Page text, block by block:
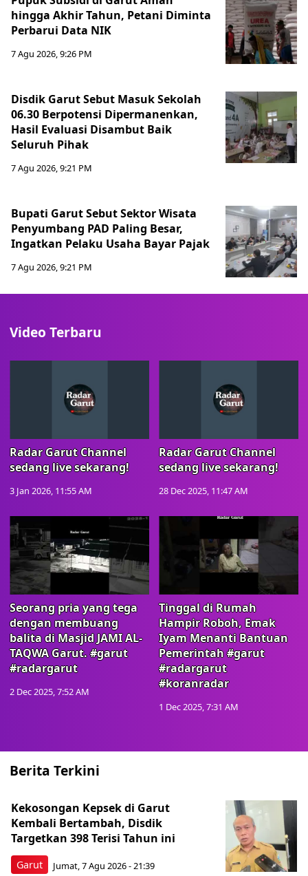
hingga Akhir Tahun, Petani Diminta
Perbarui Data NIK
7 Agu 2026, 9:26 PM
Disdik Garut Sebut Masuk Sekolah
06.30 Berpotensi Dipermanenkan,
Hasil Evaluasi Disambut Baik
Seluruh Pihak
7 Agu 2026, 9:21 PM
Bupati Garut Sebut Sektor Wisata
Penyumbang PAD Paling Besar,
Ingatkan Pelaku Usaha Bayar Pajak
7 Agu 2026, 9:21 PM
Video Terbaru
Radar Garut Channel
sedang live sekarang!
3 Jan 2026, 11:55 AM
Radar Garut Channel
sedang live sekarang!
28 Dec 2025, 11:47 AM
Seorang pria yang tega
dengan membuang
balita di Masjid JAMI AL-
TAQWA Garut. #garut
#radargarut
2 Dec 2025, 7:52 AM
Tinggal di Rumah
Hampir Roboh, Emak
Iyam Menanti Bantuan
Pemerintah #garut
#radargarut
#koranradar
1 Dec 2025, 7:31 AM
Berita Terkini
Garut
Kekosongan Kepsek di Garut
Kembali Bertambah, Disdik
Targetkan 398 Terisi Tahun ini
Jumat, 7 Agu 2026 - 21:39